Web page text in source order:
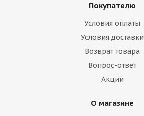
Покупателю
Условия оплаты
Условия доставки
Возврат товара
Вопрос-ответ
Акции
О магазине